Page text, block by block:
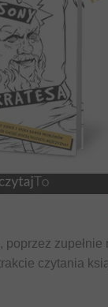
czytania